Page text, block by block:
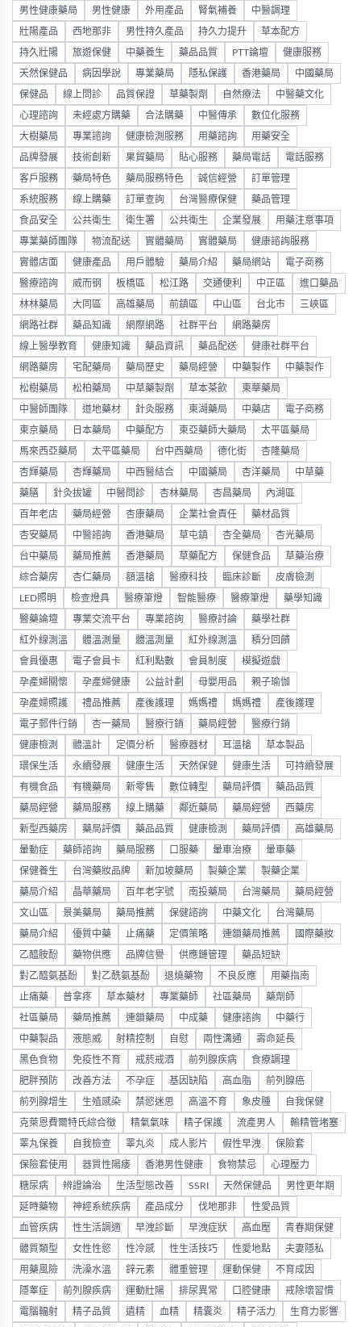
男性健康藥局 男性健康 外用產品 腎氣補養 中醫調理
壯陽產品 西地那非 男性持久產品 持久力提升 草本配方
持久壯陽 旅遊保健 中藥養生 藥品品質 PTT論壇 健康服務
天然保健品 病因學說 專業藥局 隱私保護 香港藥局 中國藥局
保健品 線上問診 品質保證 草藥製劑 自然療法 中醫藥文化
心理諮詢 未經處方購藥 合法購藥 中醫傳承 數位化服務
大樹藥局 專業諮詢 健康檢測服務 用藥諮詢 用藥安全
品牌發展 技術創新 果貿藥局 貼心服務 藥局電話 電話服務
客戶服務 藥局特色 藥局服務特色 誠信經營 訂單管理
系統服務 線上購藥 訂單查詢 台灣醫療保健 藥品管理
食品安全 公共衛生 衛生署 公共衛生 企業發展 用藥注意事項
專業藥師團隊 物流配送 實體藥局 實體藥局 健康諮詢服務
實體店面 健康產品 用戶體驗 藥局介紹 藥局網站 電子商務
醫療諮詢 威而钢 板橋區 松江路 交通便利 中正區 進口藥品
林林藥局 大同區 高雄藥局 前鎮區 中山區 台北市 三峽區
網路社群 藥品知識 網際網路 社群平台 網路藥房
線上醫學教育 健康知識 藥品資訊 藥品配送 健康社群平台
網路藥房 宅配藥局 藥局歷史 藥局經營 中藥製作 中藥製作
松樹藥局 松柏藥局 中草藥製劑 草本茶飲 東華藥局
中醫師團隊 道地藥材 針灸服務 東湖藥局 中藥店 電子商務
東京藥局 日本藥局 中藥配方 東亞藥師大藥局 太平區藥局
馬來西亞藥局 太平區藥局 台中西藥局 德化街 杏隆藥局
杏輝藥局 杏輝藥局 中西醫結合 中國藥局 杏洋藥局 中草藥
藥膳 針灸拔罐 中醫問診 杏林藥局 杏昌藥局 內湖區
百年老店 藥局經營 杏康藥局 企業社會責任 藥材品質
杏安藥局 中醫諮詢 香港藥局 草屯鎮 杏全藥局 杏光藥局
台中藥局 藥局推薦 香港藥局 草藥配方 保健食品 草藥治療
綜合藥房 杏仁藥局 額溫槍 醫療科技 臨床診斷 皮膚檢測
LED照明 檢查燈具 醫療筆燈 智能醫療 醫療筆燈 藥學知識
醫藥論壇 專業交流平台 專業諮詢 醫療討論 藥學社群
紅外線測溫 體溫測量 體溫測量 紅外線測溫 積分回饋
會員優惠 電子會員卡 紅利點數 會員制度 模擬遊戲
孕產婦關懷 孕產婦健康 公益計劃 母嬰用品 親子瑜伽
孕產婦照護 禮品推薦 產後護理 媽媽禮 媽媽禮 產後護理
電子郵件行銷 杏一藥局 醫療行銷 藥局經營 醫療行銷
健康檢測 體溫計 定價分析 醫療器材 耳溫槍 草本製品
環保生活 永續發展 健康生活 天然保健 健康生活 可持續發展
有機食品 有機藥局 新零售 數位轉型 藥局評價 藥品品質
藥局經營 藥局服務 線上購藥 鄰近藥局 藥局經營 西藥房
新型西藥房 藥局評價 藥品品質 健康檢測 藥局評價 高雄藥局
暈動症 藥師諮詢 藥局服務 口服藥 暈車治療 暈車藥
保健養生 台灣藥妝品牌 新加坡藥局 製藥企業 製藥企業
藥局介紹 晶華藥局 百年老字號 南投藥局 台灣藥局 藥局經營
文山區 景美藥局 藥局推薦 保健諮詢 中藥文化 台灣藥局
藥局介紹 優質中藥 止痛藥 定價策略 連鎖藥局推薦 國際藥妝
乙醯胺酚 藥物供應 品牌信譽 供應鏈管理 藥品短缺
對乙醯氨基酚 對乙酰氨基酚 退燒藥物 不良反應 用藥指南
止痛藥 普拿疼 草本藥材 專業藥師 社區藥局 藥劑師
社區藥局 藥局推薦 連鎖藥局 中成藥 健康諮詢 中藥行
中藥製品 液態威 射精控制 自慰 兩性溝通 壽命延長
黑色食物 免疫性不育 戒菸戒酒 前列腺疾病 食療調理
肥胖預防 改善方法 不孕症 基因缺陷 高血脂 前列腺癌
前列腺增生 生殖感染 禁慾迷思 高溫不育 象皮腫 自我保健
克萊恩費爾特氏綜合徵 精氣氣味 精子保護 流產男人 輸精管堵塞
睪丸保養 自我檢查 睪丸炎 成人影片 假性早洩 保險套
保險套使用 器質性陽痿 香港男性健康 食物禁忌 心理壓力
糖尿病 辨證論治 生活型態改善 SSRI 天然保健品 男性更年期
延時藥物 神經系統疾病 產品成分 伐地那非 性愛品質
血管疾病 性生活調適 早洩診斷 早洩症狀 高血壓 青春期保健
體質類型 女性性慾 性冷感 性生活技巧 性愛地點 夫妻隱私
用藥風險 洗澡水溫 鋅元素 體重管理 運動保健 不育成因
隱睾症 前列腺疾病 運動壯陽 排尿異常 口腔健康 戒除壞習慣
電腦輻射 精子品質 遺精 血精 精囊炎 精子活力 生育力影響